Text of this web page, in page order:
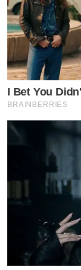
I Bet You
BRAINBERRIES